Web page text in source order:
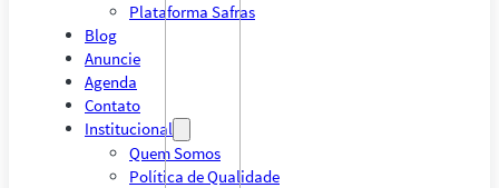
Plataforma Safras
Blog
Anuncie
Agenda
Contato
Institucional
Quem Somos
Política de Qualidade